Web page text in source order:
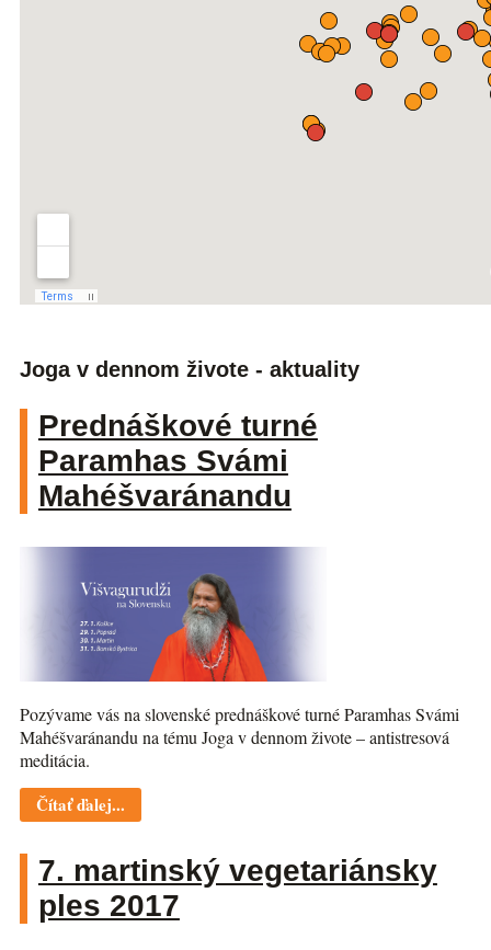
Joga v dennom živote - aktuality
Prednáškové turné
Paramhas Svámi
Mahéšvaránandu
Pozývame vás na slovenské prednáškové turné Paramhas Svámi
Mahéšvaránandu na tému Joga v dennom živote – antistresová
meditácia.
Čítať ďalej...
7. martinský vegetariánsky
ples 2017